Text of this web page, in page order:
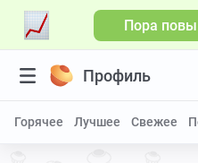
Пора
Профиль
Горячее Лучшее Свежее